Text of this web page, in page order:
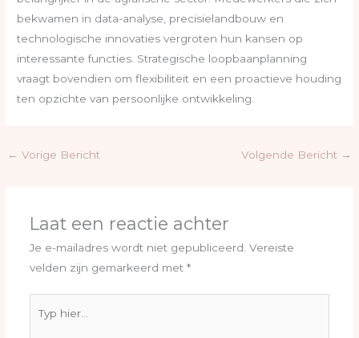
bekwamen in data-analyse, precisielandbouw en
technologische innovaties vergroten hun kansen op
interessante functies. Strategische loopbaanplanning
vraagt bovendien om flexibiliteit en een proactieve houding
ten opzichte van persoonlijke ontwikkeling.
← Vorige Bericht Volgende Bericht →
Laat een reactie achter
Je e-mailadres wordt niet gepubliceerd. Vereiste
velden zijn gemarkeerd met *
hier...